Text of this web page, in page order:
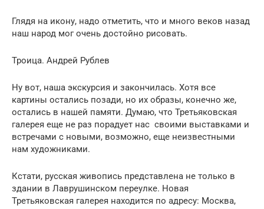
Глядя на икону, надо отметить, что и много веков назад
наш народ мог очень достойно рисовать.
Троица. Андрей Рублев
Ну вот, наша экскурсия и закончилась. Хотя все
картины остались позади, но их образы, конечно же,
остались в нашей памяти. Думаю, что Третьяковская
галерея еще не раз порадует нас своими выставками и
встречами с новыми, возможно, еще неизвестными
нам художниками.
Кстати, русская живопись представлена не только в
здании в Лаврушинском переулке. Новая
Третьяковская галерея находится по адресу: Москва,